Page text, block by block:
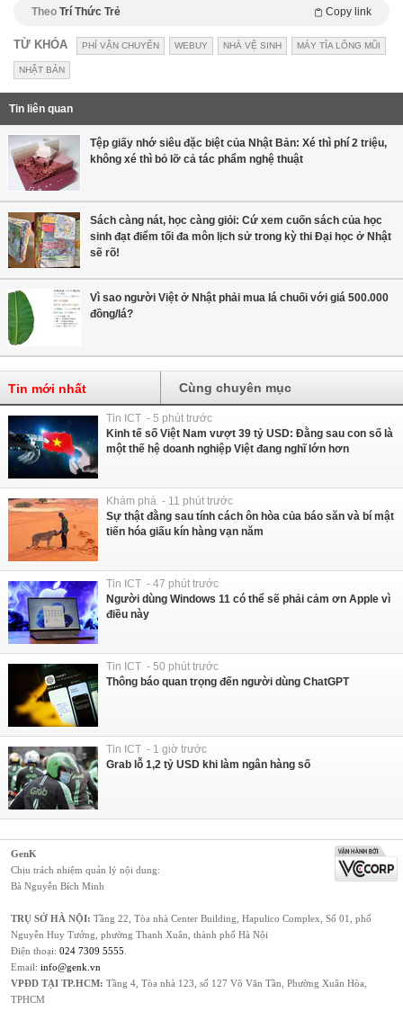
Theo Trí Thức Trẻ Copy link
TỪ KHÓA PHÍ VẬN CHUYỂN WEBUY NHÀ VỆ SINH MÁY TỈA LÔNG MŨI
NHẬT BẢN
Tin liên quan
Tệp giấy nhớ siêu đặc biệt của Nhật Bản: Xé thì phí 2 triệu,
không xé thì bỏ lỡ cả tác phẩm nghệ thuật
Sách càng nát, học càng giỏi: Cứ xem cuốn sách của học
sinh đạt điểm tối đa môn lịch sử trong kỳ thi Đại học ở Nhật
sẽ rõ!
Vì sao người Việt ở Nhật phải mua lá chuối với giá 500.000
đồng/lá?
Tin mới nhất Cùng chuyên mục
Tin ICT - 5 phút trước
Kinh tế số Việt Nam vượt 39 tỷ USD: Đằng sau con số là
một thế hệ doanh nghiệp Việt đang nghĩ lớn hơn
Khám phá - 11 phút trước
Sự thật đằng sau tính cách ôn hòa của báo săn và bí mật
tiến hóa giấu kín hàng vạn năm
Tin ICT - 47 phút trước
Người dùng Windows 11 có thể sẽ phải cảm ơn Apple vì
điều này
Tin ICT - 50 phút trước
Thông báo quan trọng đến người dùng ChatGPT
Tin ICT - 1 giờ trước
Grab lỗ 1,2 tỷ USD khi làm ngân hàng số
GenK
Chịu trách nhiệm quản lý nội dung:
Bà Nguyễn Bích Minh
TRỤ SỞ HÀ NỘI: Tầng 22, Tòa nhà Center Building, Hapulico Complex, Số 01, phố
Nguyễn Huy Tưởng, phường Thanh Xuân, thành phố Hà Nội
Điện thoại: 024 7309 5555
Email: info@genk.vn
VPĐD TẠI TP.HCM: Tầng 4, Tòa nhà 123, số 127 Võ Văn Tần, Phường Xuân Hòa,
TPHCM